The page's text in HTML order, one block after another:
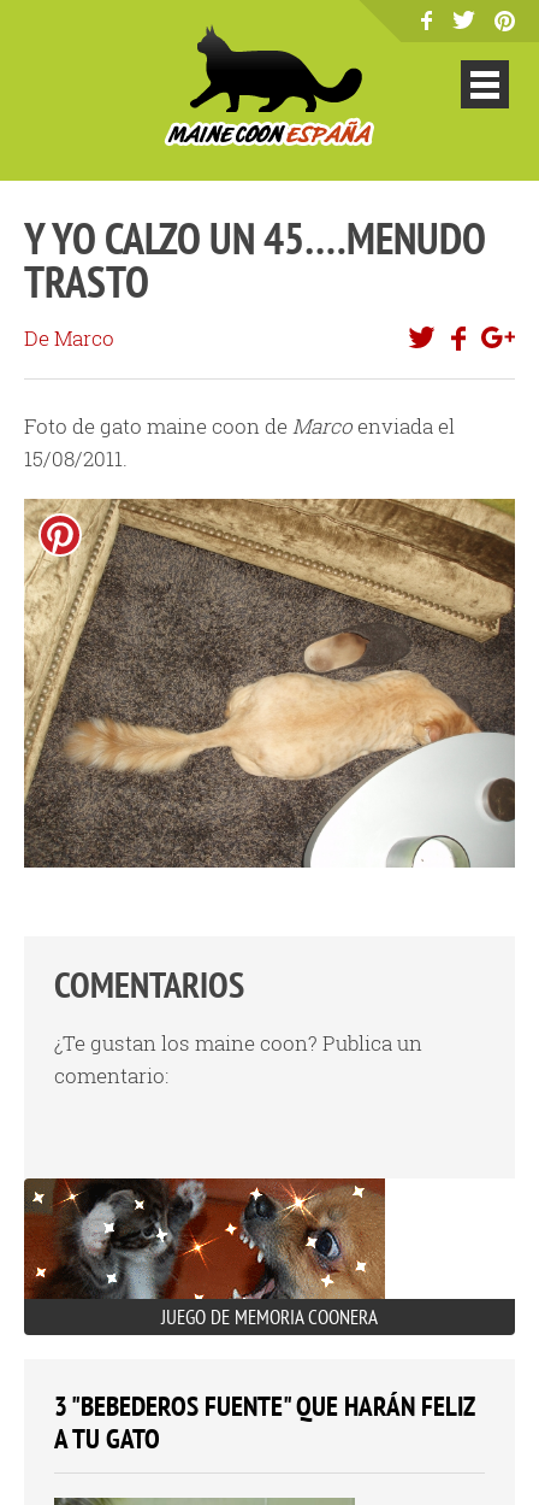
Y YO CALZO UN 45….MENUDO
TRASTO
De Marco
Foto de gato maine coon deMarcoenviada el
15/08/2011.
COMENTARIOS
¿Te gustan los maine coon? Publica un
comentario:
JUEGO DE MEMORIA COONERA
3 "BEBEDEROS FUENTE" QUE HARÁN FELIZ
A TU GATO